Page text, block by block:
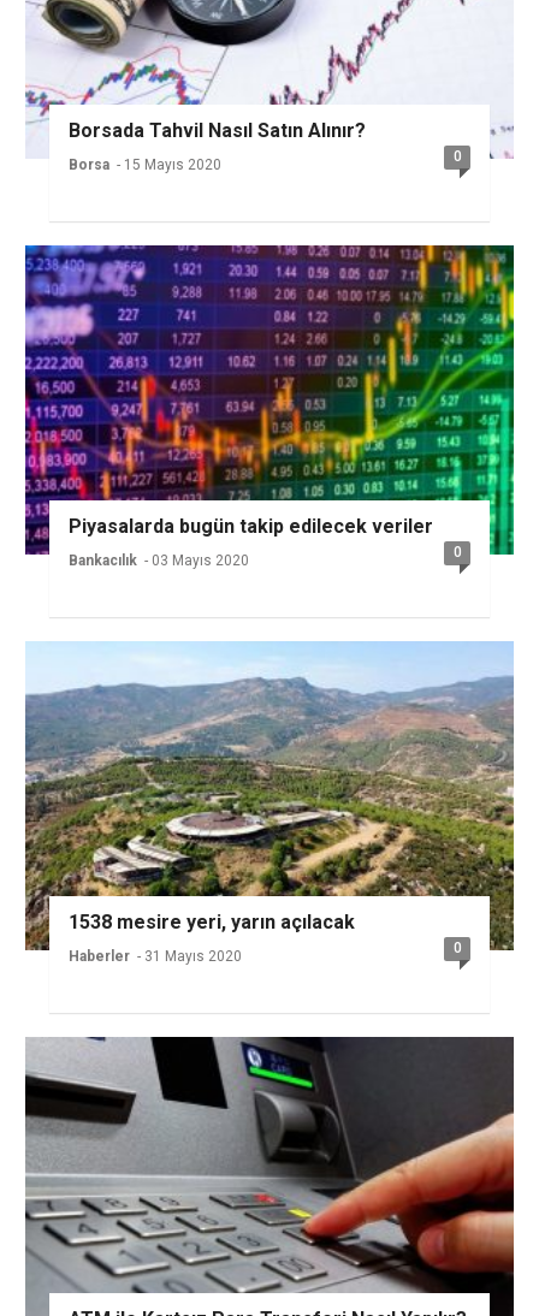
Borsada Tahvil Nasıl Satın Alınır?
Borsa - 15 Mayıs 2020 0
Piyasalarda bugün takip edilecek veriler
Bankacılık - 03 Mayıs 2020 0
1538 mesire yeri, yarın açılacak
Haberler - 31 Mayıs 2020 0